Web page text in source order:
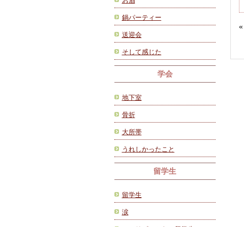
«
鍋パーティー
送迎会
そして感じた
学会
地下室
骨折
大所帯
うれしかったこと
留学生
留学生
涙